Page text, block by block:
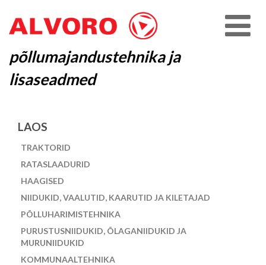
põllumajandustehnika ja
lisaseadmed
LAOS
TRAKTORID
RATASLAADURID
HAAGISED
NIIDUKID, VAALUTID, KAARUTID JA KILETAJAD
PÕLLUHARIMISTEHNIKA
PURUSTUSNIIDUKID, ÕLAGANIIDUKID JA
MURUNIIDUKID
KOMMUNAALTEHNIKA